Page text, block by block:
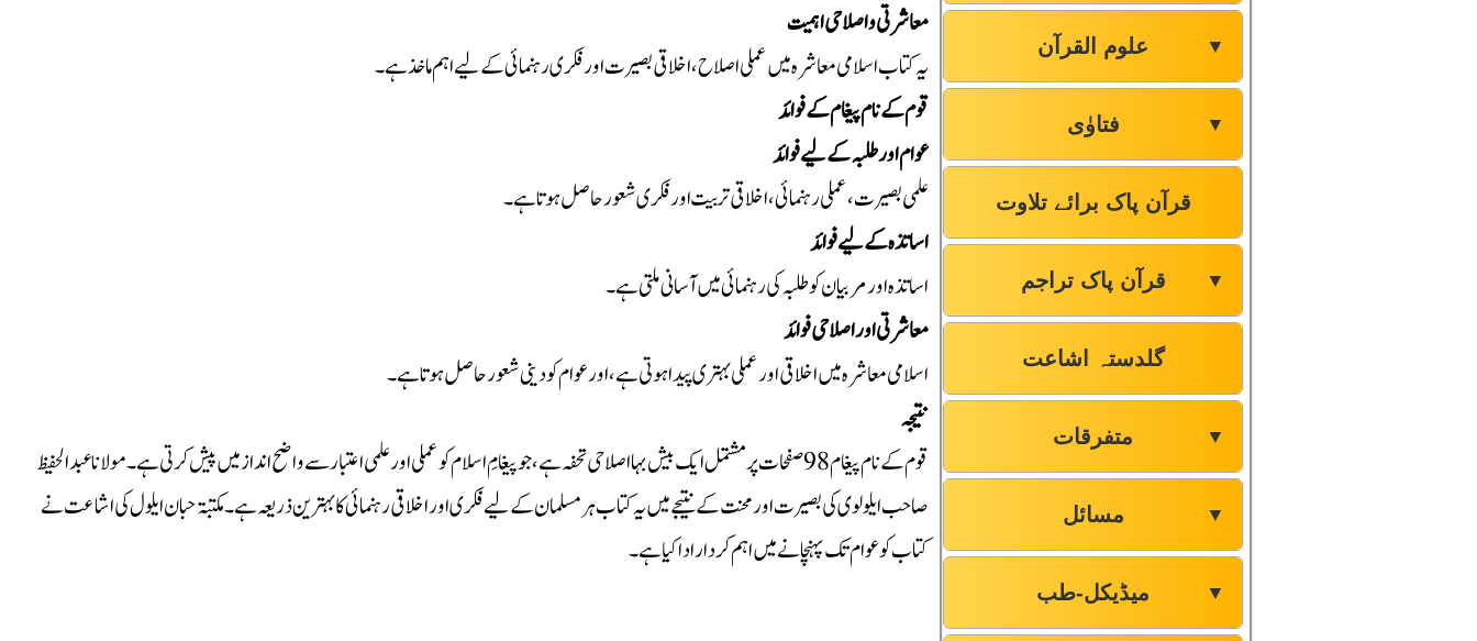
معاشرتی و اصلاحی اہمیت
یہ کتاب اسلامی معاشرہ میں عملی اصلاح، اخلاقی بصیرت اور فکری رہنمائی کے لیے اہم ماخذ ہے۔
قوم کے نام پیغام کے فوائد
عوام اور طلبہ کے لیے فوائد
علمی بصیرت، عملی رہنمائی، اخلاقی تربیت اور فکری شعور حاصل ہوتا ہے۔
اساتذہ کے لیے فوائد
اساتذہ اور مربیان کو طلبہ کی رہنمائی میں آسانی ملتی ہے۔
معاشرتی اور اصلاحی فوائد
اسلامی معاشرہ میں اخلاقی اور عملی بہتری پیدا ہوتی ہے، اور عوام کو دینی شعور حاصل ہوتا ہے۔
نتیجہ
قوم کے نام پیغام 98 صفحات پر مشتمل ایک بیش بہا اصلاحی تحفہ ہے، جو پیغامِ اسلام کو عملی اور علمی اعتبار سے واضح انداز میں پیش کرتی ہے۔ مولانا عبدالحفیظ
صاحب ایلولوی کی بصیرت اور محنت کے نتیجے میں یہ کتاب ہر مسلمان کے لیے فکری اور اخلاقی رہنمائی کا بہترین ذریعہ ہے۔ مکتبۃ حبان ایلول کی اشاعت نے
کتاب کو عوام تک پہنچانے میں اہم کردار ادا کیا ہے۔
علوم القرآن ▼
فتاوٰی ▼
قرآن پاک برائے تلاوت
قرآن پاک تراجم ▼
گلدستہ اشاعت
متفرقات ▼
مسائل ▼
میڈیکل-طب ▼